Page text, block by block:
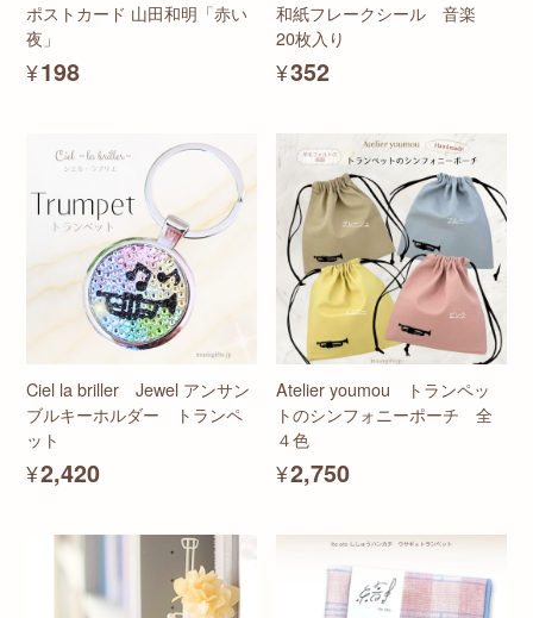
ポストカード 山田和明「赤い
夜」
¥198
和紙フレークシール 音楽
20枚入り
¥352
Ciel la briller Jewel アンサン
ブルキーホルダー トランペ
ット
¥2,420
Atelier youmou トランペッ
トのシンフォニーポーチ 全
４色
¥2,750